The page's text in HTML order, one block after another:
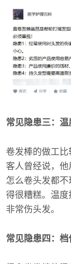
常见隐患三：
卷发棒的做工
客人曾经说，他
怎么卷头发都
得很糟糕。温
非常伤头发。
常见隐患四：